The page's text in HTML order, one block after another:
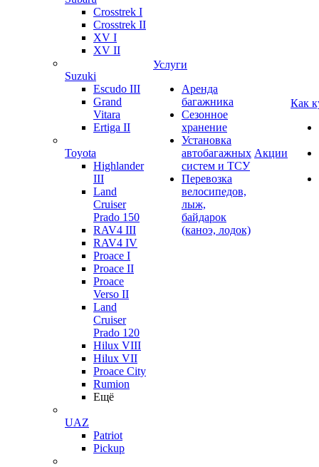
Crosstrek I
Crosstrek II
XV I
XV II
Suzuki
Escudo III
Grand
Vitara
Ertiga II
Toyota
Highlander
III
Land
Cruiser
Prado 150
RAV4 III
RAV4 IV
Proace I
Proace II
Proace
Verso II
Land
Cruiser
Prado 120
Hilux VIII
Hilux VII
Proace City
Rumion
Ещё
UAZ
Patriot
Pickup
Услуги
Аренда
багажника
Сезонное
хранение
Установка
автобагажных
систем и ТСУ
Перевозка
велосипедов,
лыж,
байдарок
(каноэ, лодок)
Акции
Как